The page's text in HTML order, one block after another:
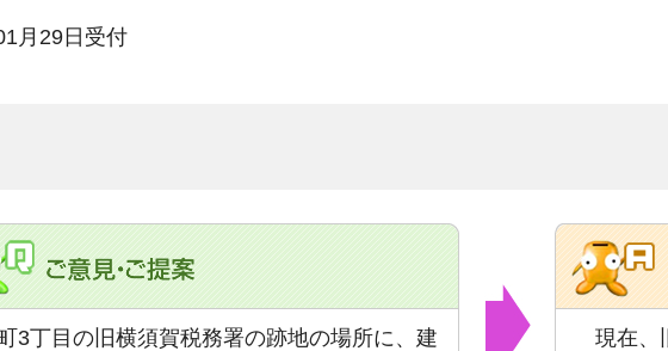
月29日受付
3丁目の 旧横須賀税務署の跡地の場所に、建
現在、